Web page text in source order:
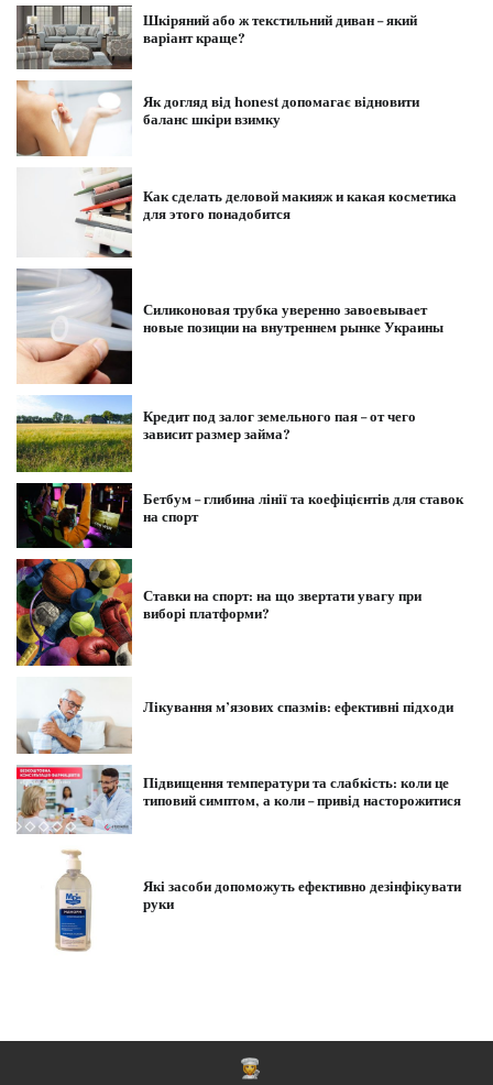
Шкіряний або ж текстильний диван – який
варіант краще?
Як догляд від honest допомагає відновити
баланс шкіри взимку
Как сделать деловой макияж и какая косметика
для этого понадобится
Силиконовая трубка уверенно завоевывает
новые позиции на внутреннем рынке Украины
Кредит под залог земельного пая – от чего
зависит размер займа?
Бетбум – глибина лінії та коефіцієнтів для ставок
на спорт
Ставки на спорт: на що звертати увагу при
виборі платформи?
Лікування м’язових спазмів: ефективні підходи
Підвищення температури та слабкість: коли це
типовий симптом, а коли – привід насторожитися
Які засоби допоможуть ефективно дезінфікувати
руки